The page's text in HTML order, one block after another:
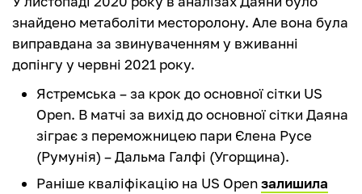
знайдено метаболіти месторолону. Але вона була
виправдана за звинуваченням у вживанні
допінгу у червні 2021 року.
Ястремська – за крок до основної сітки US
Open. В матчі за вихід до основної сітки Даяна
зіграє з переможницею пари Єлена Русе
(Румунія) – Дальма Галфі (Угорщина).
Раніше кваліфікацію на US Openзалишила